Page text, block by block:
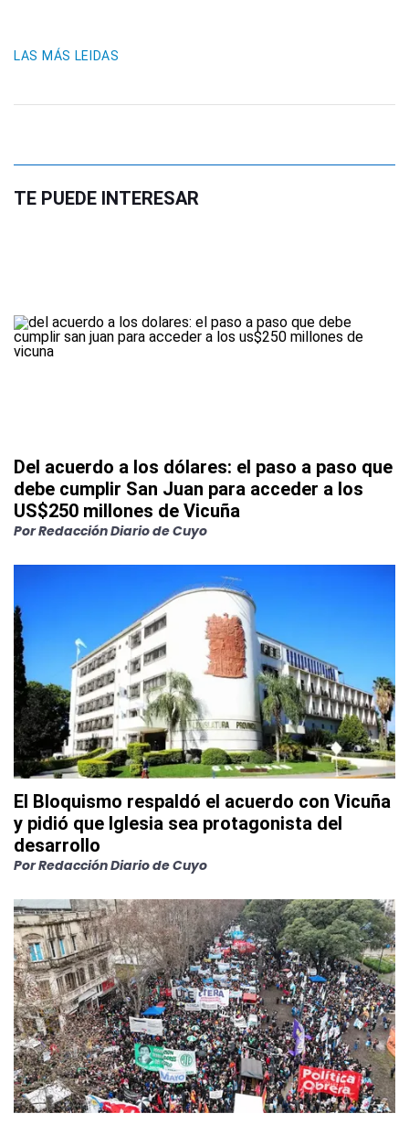
LAS MÁS LEIDAS
TE PUEDE INTERESAR
Del acuerdo a los dólares: el paso a paso que
debe cumplir San Juan para acceder a los
US$250 millones de Vicuña
PorRedacción Diario de Cuyo
El Bloquismo respaldó el acuerdo con Vicuña
y pidió que Iglesia sea protagonista del
desarrollo
PorRedacción Diario de Cuyo